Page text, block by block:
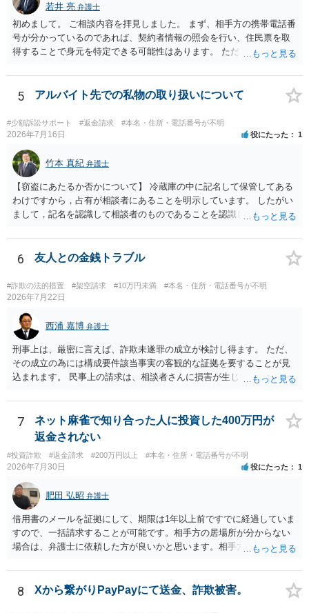
若井 亮 弁護士
初めまして。 ご相談内容を拝見しました。 まず、相手方の携帯電話番
号が分かっているのであれば、契約者情報の照会を行い、住民票を取
得することで身元を特定できる可能性はあります。 ただ、他人名義の
ろです。 LINEについても、詐欺の事案であれば照会できる可能性はあ
りますが、携帯電話の番号を経由する方法より難しくなります。 身元
本的に贈与に該当する場合には返金請求ができません。 詐欺を含め、
当方に返金の理屈があるかどうかを確認していきます。 さらに、渡し
た金額について、裏付けがあるかどうかも精査します。 上記を経て、
身元の特定、返金の理屈があると判断できるのであれば、まずは交渉
からスタートすることになるでしょう。 ご理解のとおり、詐欺である
ことの立証は簡単ではありません。 刑事事件化が出来るのであれば、
返金交渉で有利になる可能性がありますが、民事上の詐欺の立証以上
に難しいところがあります。 こちらについては、一度、最寄りの警察
良いかと思います。
5 アルバイト先での私物の取り扱いについて
#少額訴訟サポート #返金請求 #本名・住所・電話番号が不明
2026年7月16日 役にたった 1
竹本 真紀 弁護士
【窃盗にあたるか否かについて】 冷蔵庫の中に記名して保管してある
わけですから，占有が相談者にあることを明示しています。 したがい
まして，記名を認識して相談者のものであることを認識していながら
盗罪が成立します。 しかし，窃盗罪は，故意犯です。 過失犯の場合に
は，窃盗罪は成立しません。処罰規定がないからです。 おそらく，持
出してしまったのでしょう。 残っているのが無記名（つまり，自分の
物に記名していない）のようですから，記名を気にしていない方だと
思います。 この場合は，過失にすぎませんから，窃盗罪は成立せず，
刑事的処罰を求めることはできません。 【弁償してもらうことは可能
か】 刑事ではなく民事の場合，不法行為に基づく損害賠償請求が問題
となります。 不法行為に基づく損害賠償請求は，故意だけではなく過
失も対象となります。 したがいまして，弁償してもらうことは可能で
す。 ただし，間違えた方が誰かわかることが重要にはなります。
6 友人との金銭トラブル
#詐欺の法的措置 #架空請求 #10万円未満 #本名・住所・電話番号が不明
2026年7月22日
西浦 嘉博 弁護士
刑事上は、厳密に言えば、詐欺未遂罪の成立が検討し得ます。 ただ、
その成立の為には構成要件該当事実の客観的な証拠を要することが見
込まれます。 民事上の請求は、相談者さんに損害が生じていない以
い場合、最寄りの法律事務所での相談を検討ください。 上記、ご参考
ください。
7
ネット麻雀で知り合った人に投資した400万円が
返金されない
#投資詐欺 #返金請求 #200万円以上 #本名・住所・電話番号が不明
2026年7月30日 役にたった 1
肥田 弘昭 弁護士
借用書のメールを証拠にして、期限は1年以上前ですでに経過していま
すので、一括請求することが可能です。相手方の居場所が分からない
場合は、弁護士に依頼した方が良いかと思います。相手方の居場所が
さい。
8 Xから繋がりPayPayにて送金、詐欺被害。